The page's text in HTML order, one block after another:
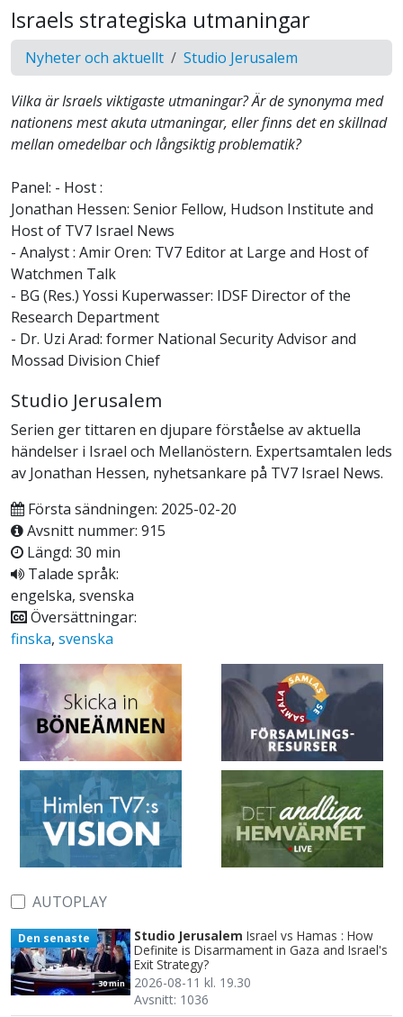
Israels strategiska utmaningar
Nyheter och aktuellt Studio Jerusalem
Vilka är Israels viktigaste utmaningar? Är de synonyma med
nationens mest akuta utmaningar, eller finns det en skillnad
mellan omedelbar och långsiktig problematik?
Panel: - Host :
Jonathan Hessen: Senior Fellow, Hudson Institute and
Host of TV7 Israel News
- Analyst : Amir Oren: TV7 Editor at Large and Host of
Watchmen Talk
- BG (Res.) Yossi Kuperwasser: IDSF Director of the
Research Department
- Dr. Uzi Arad: former National Security Advisor and
Mossad Division Chief
Studio Jerusalem
Serien ger tittaren en djupare förståelse av aktuella
händelser i Israel och Mellanöstern. Expertsamtalen leds
av Jonathan Hessen, nyhetsankare på TV7 Israel News.
Första sändningen: 2025-02-20
Avsnitt nummer: 915
Längd: 30 min
Talade språk:
engelska, svenska
Översättningar:
finska, svenska
AUTOPLAY
30 min
Den senaste Studio Jerusalem Israel vs Hamas : How
Definite is Disarmament in Gaza and Israel's
Exit Strategy?
2026-08-11 kl. 19.30
Avsnitt: 1036